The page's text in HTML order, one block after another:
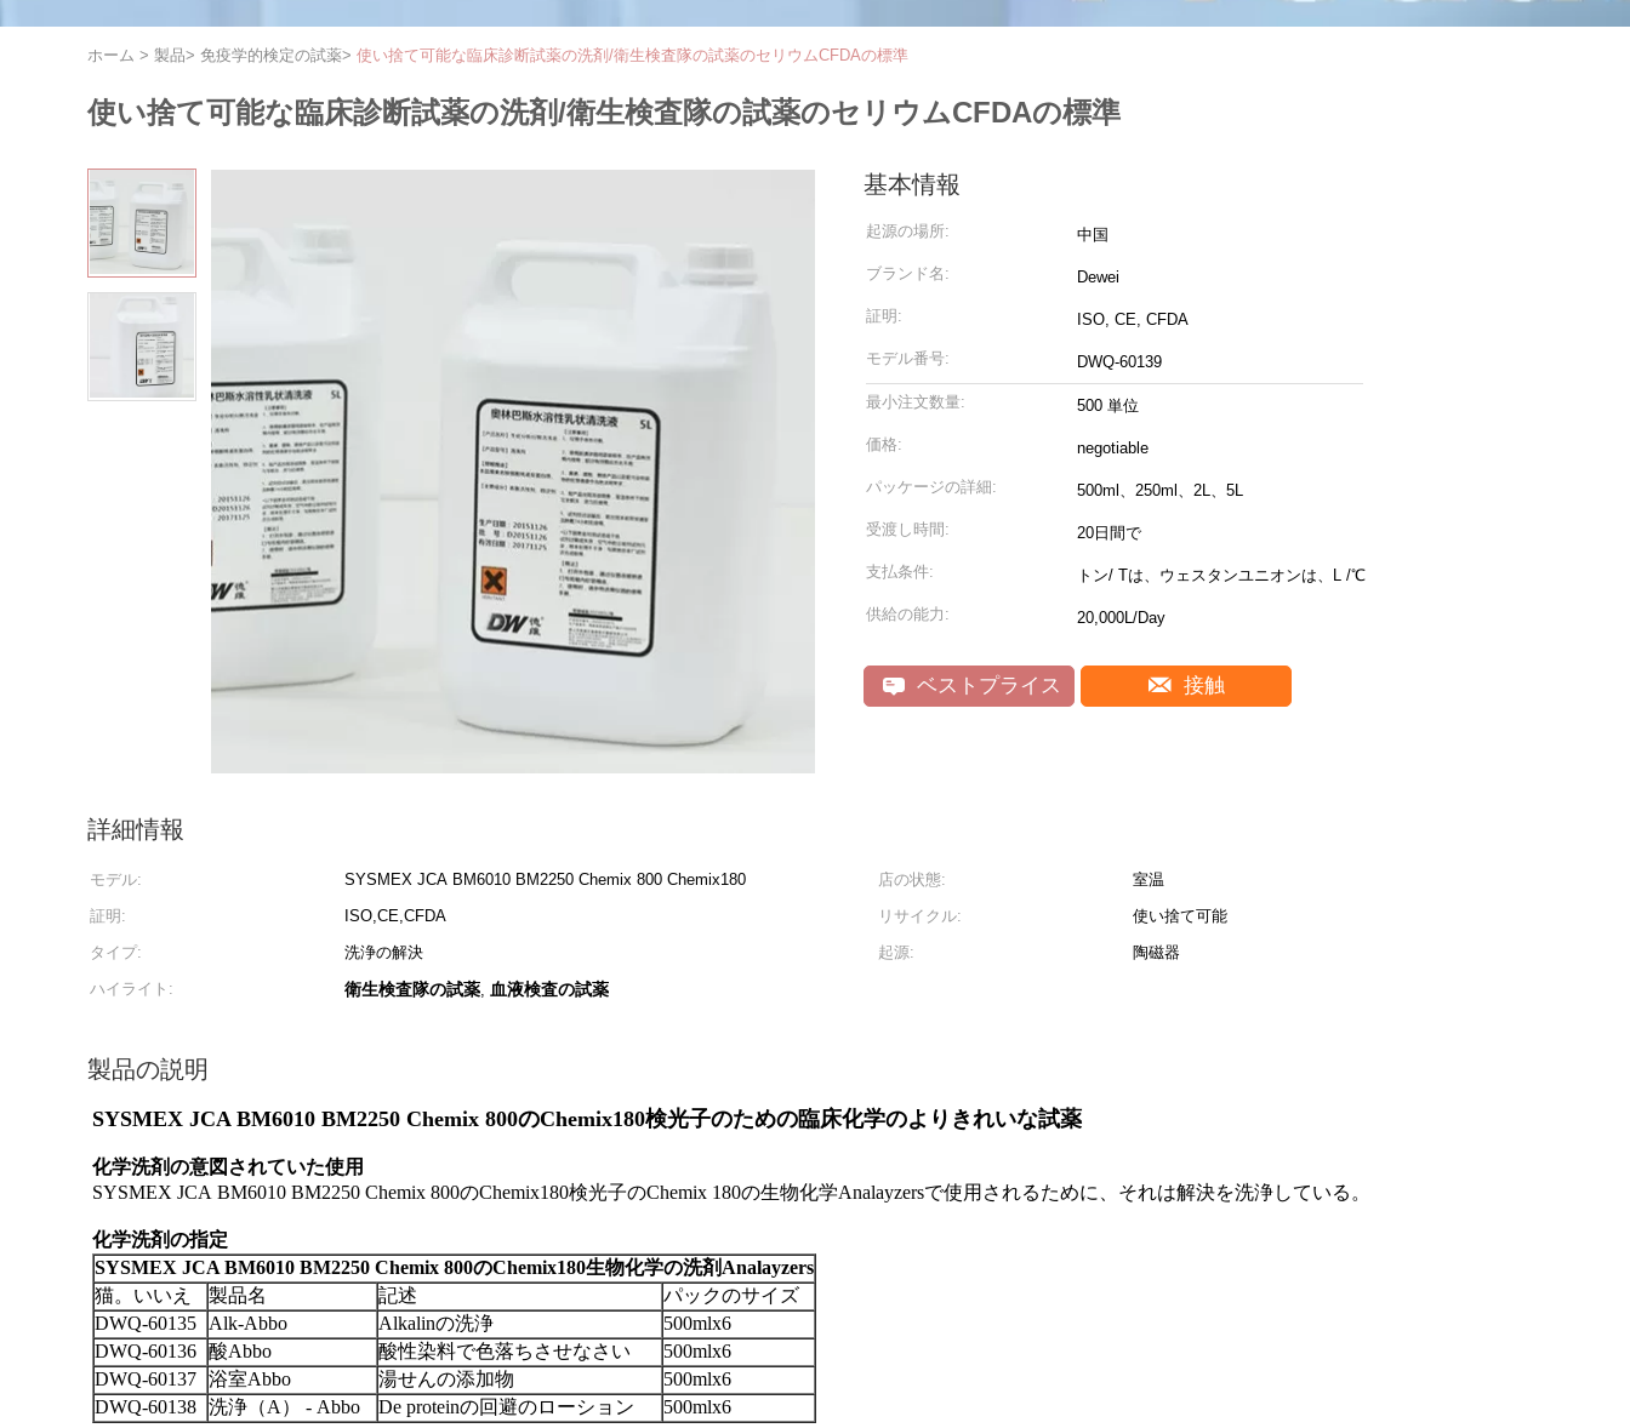
ホーム > 製品> 免疫学的検定の試薬> 使い捨て可能な臨床診断試薬の洗剤/衛生検査隊の試薬のセリウムCFDAの標準
使い捨て可能な臨床診断試薬の洗剤/衛生検査隊の試薬のセリウムCFDAの標準
基本情報
起源の場所: 中国
ブランド名: Dewei
証明: ISO, CE, CFDA
モデル番号: DWQ-60139
最小注文数量: 500 単位
価格: negotiable
パッケージの詳細: 500ml、250ml、2L、5L
受渡し時間: 20日間で
支払条件: トン/ Tは、ウェスタンユニオンは、L /℃
供給の能力: 20,000L/Day
ベストプライス 接触
詳細情報
モデル: SYSMEX JCA BM6010 BM2250 Chemix 800 Chemix180 店の状態:
室温
証明:
ISO,CE,CFDA リサイクル:
使い捨て可能
タイプ:
洗浄の解決 起源:
陶磁器
ハイライト:
衛生検査隊の試薬, 血液検査の試薬
製品の説明
SYSMEX JCA BM6010 BM2250 Chemix 800のChemix180検光子のための臨床化学のよりきれいな試薬
化学洗剤の意図されていた使用
SYSMEX JCA BM6010 BM2250 Chemix 800のChemix180検光子のChemix 180の生物化学Analayzersで使用されるために、それは解決を洗浄している。
化学洗剤の指定
SYSMEX JCA BM6010 BM2250 Chemix 800のChemix180生物化学の洗剤Analayzers
猫。いいえ
製品名 記述
パックのサイズ
DWQ-60135
Alk-Abbo Alkalinの洗浄
500mlx6
DWQ-60136 酸Abbo 酸性染料で色落ちさせなさい
500mlx6
DWQ-60137 浴室Abbo 湯せんの添加物
500mlx6
DWQ-60138 洗浄（A） - Abbo De proteinの回避のローション 500mlx6